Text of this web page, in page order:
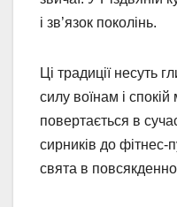
і зв’язок поколінь.
Ці традиції несуть
силу воїнам і спокій
повертається в
сирників до фітнес-
свята в